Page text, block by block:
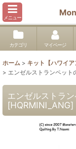
メニュー
カテゴリ マイページ
ホーム > キット【ハワイ
> エンゼルストランペット
エンゼルストラ
[HQRMINI_ANG]